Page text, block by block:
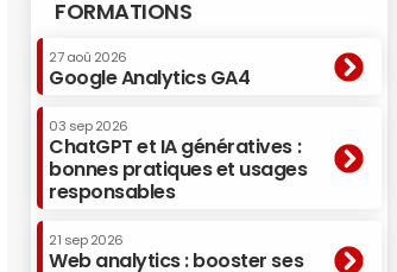
FORMATIONS
27 aoû 2026
Google Analytics GA4
03 sep 2026
ChatGPT et IA génératives :
bonnes pratiques et usages
responsables
21 sep 2026
Web analytics : booster ses